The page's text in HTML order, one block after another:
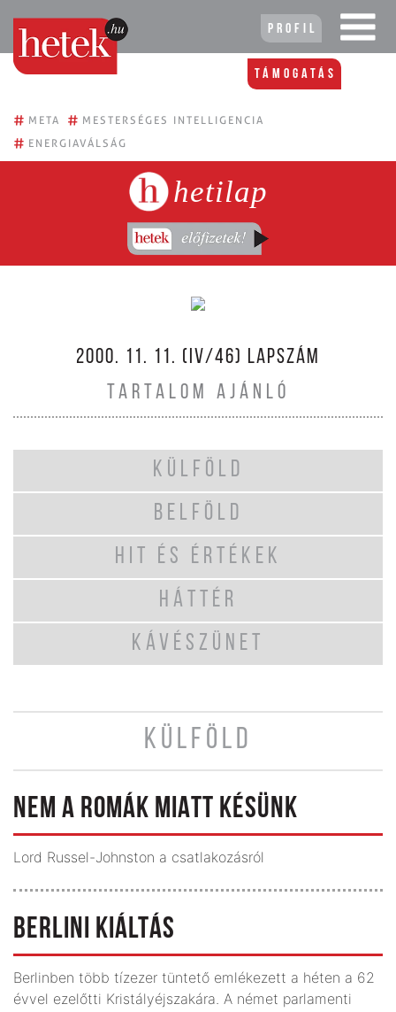
Profil
Támogatás
# META # MESTERSÉGES INTELLIGENCIA
# ENERGIAVÁLSÁG
hetilap
2000. 11. 11. (IV/46) LAPSZÁM
TARTALOM AJÁNLÓ
KÜLFÖLD
BELFÖLD
HIT ÉS ÉRTÉKEK
HÁTTÉR
KÁVÉSZÜNET
KÜLFÖLD
NEM A ROMÁK MIATT KÉSÜNK
Lord Russel-Johnston a csatlakozásról
BERLINI KIÁLTÁS
Berlinben több tízezer tüntető emlékezett a héten a 62
évvel ezelőtti Kristályéjszakára. A német parlamenti